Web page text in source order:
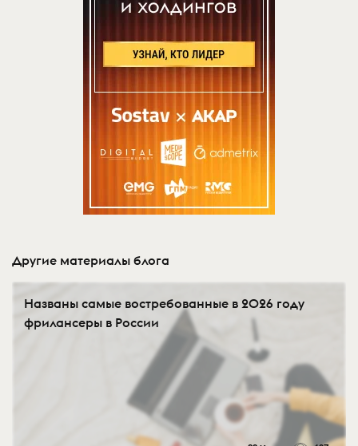
Другие материалы блога
Названы самые востребованные в 2026 году
фрилансеры в России